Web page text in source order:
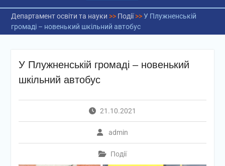
Департамент освіти та науки >> Події>>У Плужненській
громаді – новенький шкільний автобус
У Плужненській громаді – новенький
шкільний автобус
21.10.2021
admin
Події